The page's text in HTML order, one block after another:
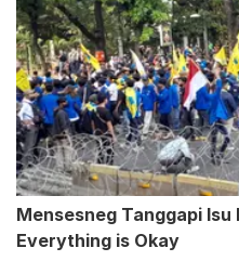
Mensesneg Tanggapi
Everything is Okay